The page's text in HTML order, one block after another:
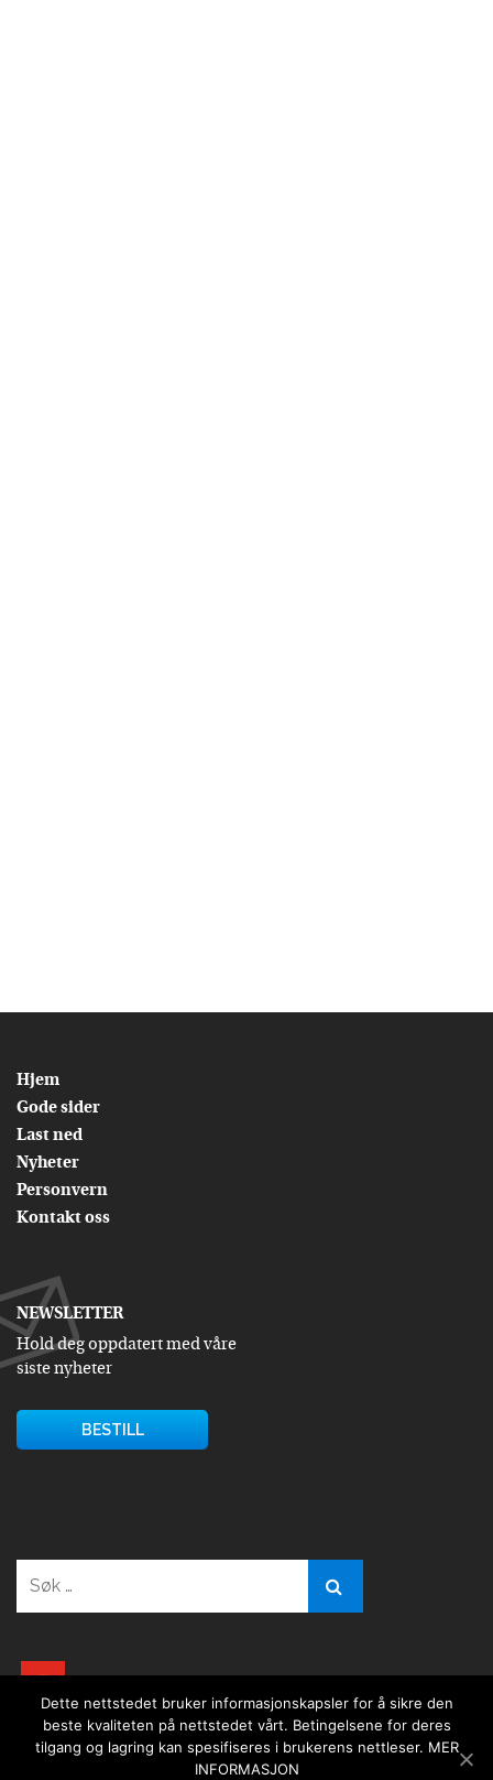
Hjem
Gode sider
Last ned
Nyheter
Personvern
Kontakt oss
NEWSLETTER
Hold deg oppdatert med våre
siste nyheter
BESTILL
youtube
Dette nettstedet bruker informasjonskapsler for å sikre den
beste kvaliteten på nettstedet vårt. Betingelsene for deres
tilgang og lagring kan spesifiseres i brukerens nettleser. MER
INFORMASJON